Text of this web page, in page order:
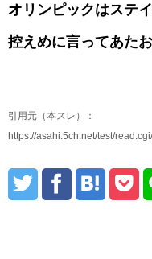
オリンピックはステ
控えめに言ってあた
引用元（本スレ）：
https://asahi.5ch.net/test/